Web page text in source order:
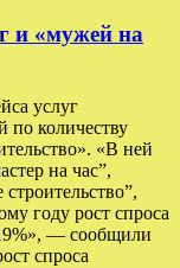
и «мужей на
услуг
по количеству
«В ней
на час”,
году рост спроса
— сообщили
спроса